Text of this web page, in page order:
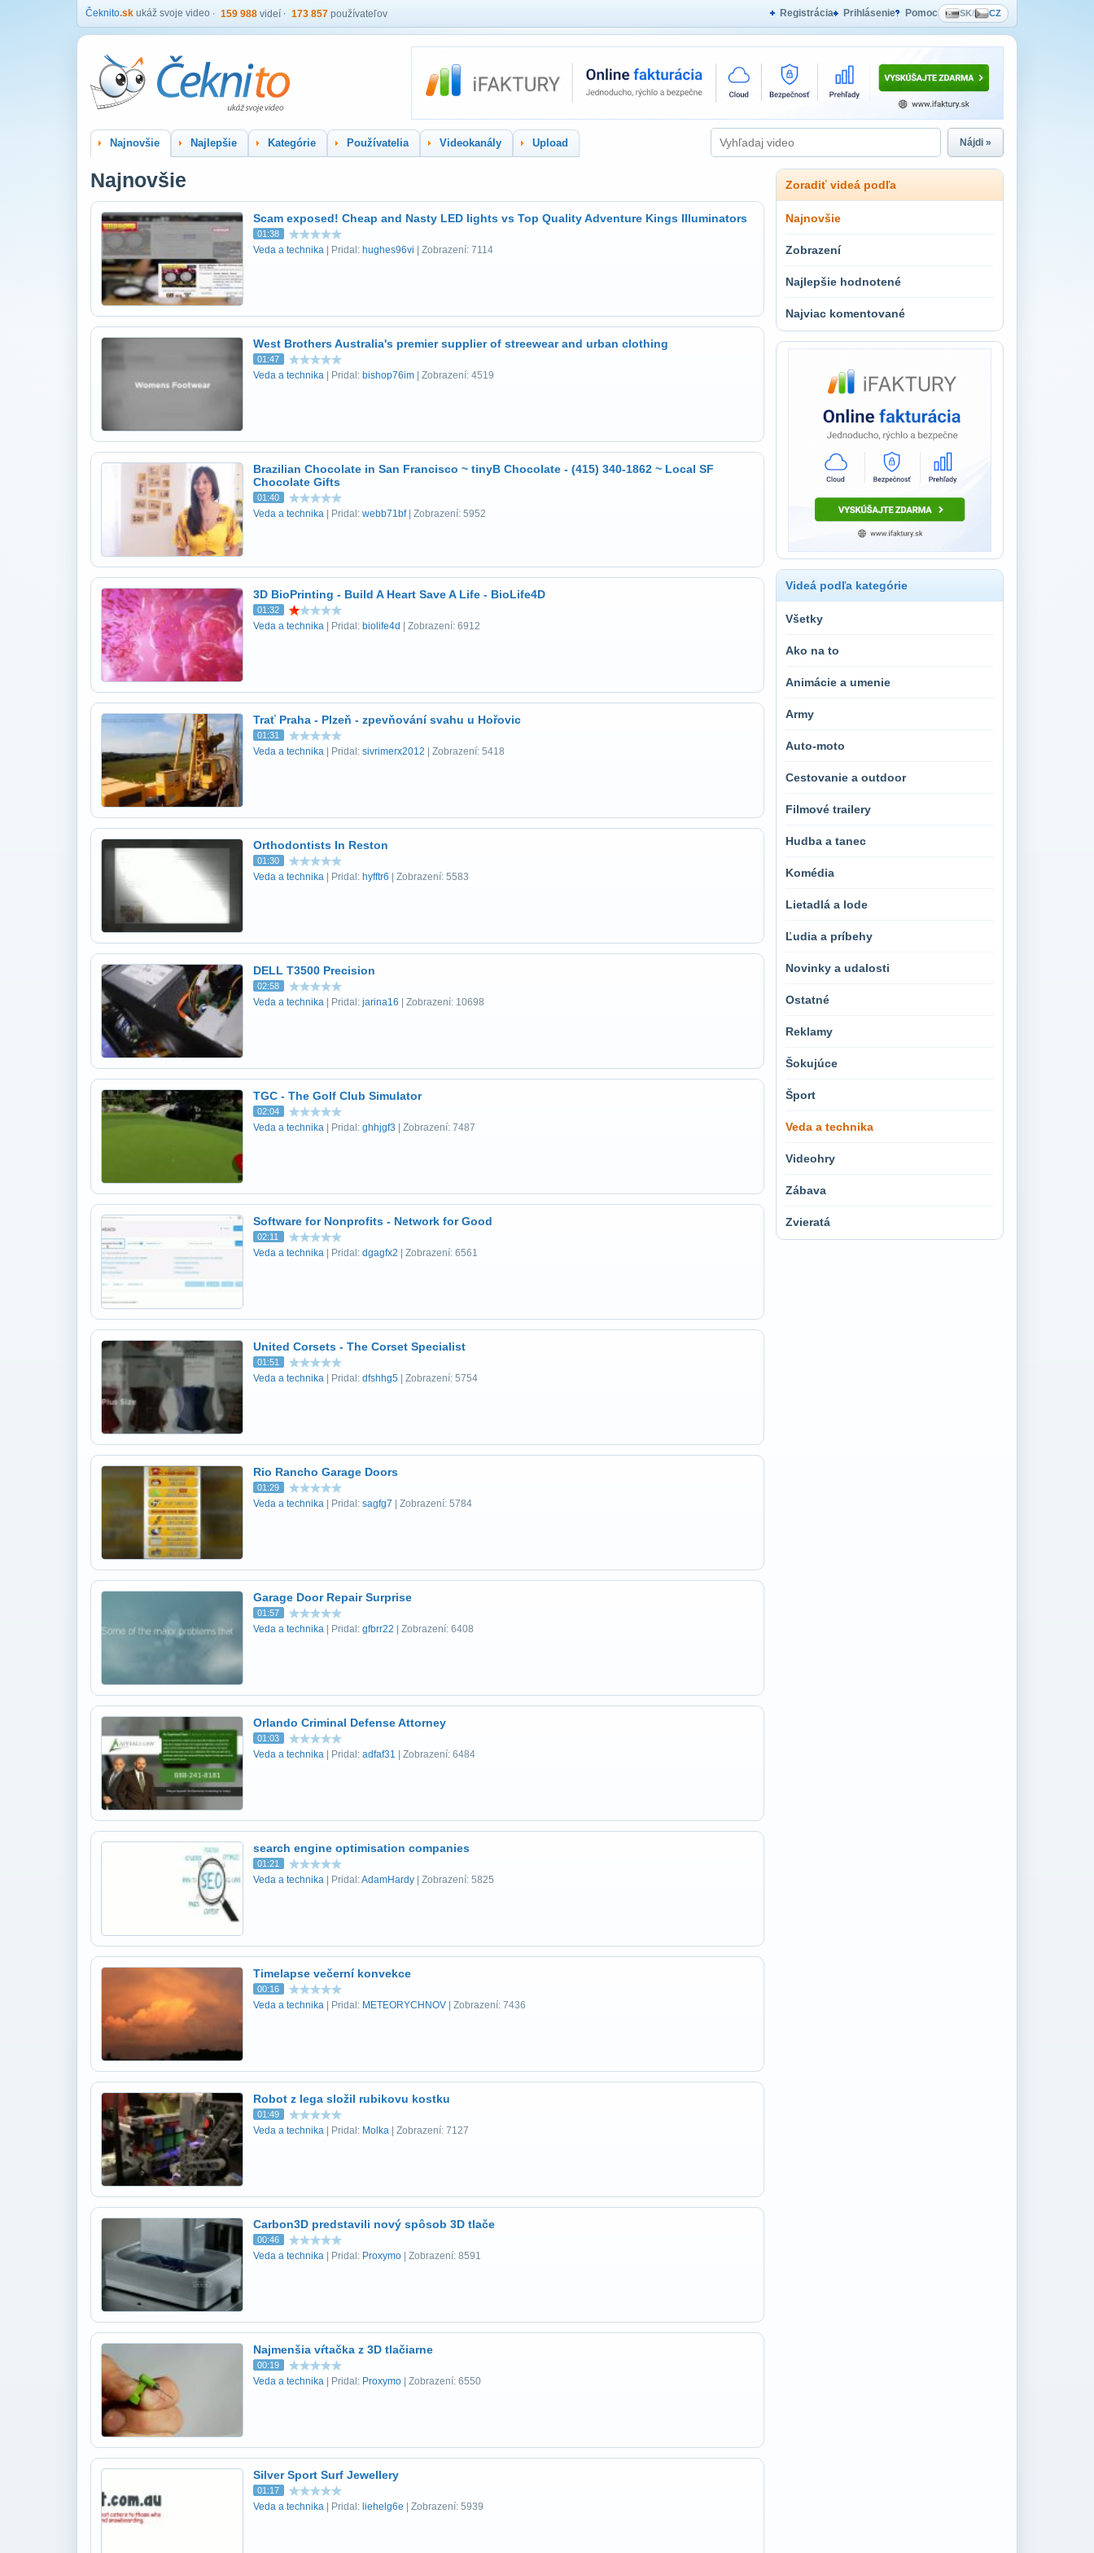
Čeknito.sk ukáž svoje video 159 988 videí 173 857 používateľov Registrácia Prihlásenie Pomoc SK/ CZ
Najnovšie Najlepšie Kategórie Používatelia Videokanály Upload Nájdi »
Najnovšie
Scam exposed! Cheap and Nasty LED lights vs Top Quality Adventure Kings Illuminators
01:38
Veda a technika | Pridal: hughes96vi | Zobrazení: 7114
West Brothers Australia's premier supplier of streewear and urban clothing
01:47
Veda a technika | Pridal: bishop76im | Zobrazení: 4519
Brazilian Chocolate in San Francisco ~ tinyB Chocolate - (415) 340-1862 ~ Local SF
Chocolate Gifts
01:40
Veda a technika | Pridal: webb71bf| Zobrazení: 5952
3D BioPrinting - Build A Heart Save A Life - BioLife4D
01:32
Veda a technika | Pridal: biolife4d | Zobrazení: 6912
Trať Praha - Plzeň - zpevňování svahu u Hořovic
01:31
Veda a technika | Pridal: sivrimerx2012 | Zobrazení: 5418
Orthodontists In Reston
01:30
Veda a technika | Pridal: hyfftr6 | Zobrazení: 5583
DELL T3500 Precision
02:58
Veda a technika | Pridal: jarina16 | Zobrazení: 10698
TGC - The Golf Club Simulator
02:04
Veda a technika | Pridal: ghhjgf3 | Zobrazení: 7487
Software for Nonprofits - Network for Good
02:11
Veda a technika | Pridal: dgagfx2 | Zobrazení: 6561
United Corsets - The Corset Specialist
01:51
Veda a technika | Pridal: dfshhg5 | Zobrazení: 5754
Rio Rancho Garage Doors
01:29
Veda a technika | Pridal: sagfg7 | Zobrazení: 5784
Garage Door Repair Surprise
01:57
Veda a technika | Pridal: gfbrr22 | Zobrazení: 6408
Orlando Criminal Defense Attorney
01:03
Veda a technika | Pridal: adfaf31 | Zobrazení: 6484
search engine optimisation companies
01:21
Veda a technika | Pridal:AdamHardy | Zobrazení: 5825
Timelapse večerní konvekce
00:16
Veda a technika | Pridal: METEORYCHNOV | Zobrazení: 7436
Robot z lega složil rubikovu kostku
01:49
Veda a technika | Pridal: Molka | Zobrazení: 7127
Carbon3D predstavili nový spôsob 3D tlače
00:46
Veda a technika | Pridal: Proxymo | Zobrazení: 8591
Najmenšia vŕtačka z 3D tlačiarne
00:19
Veda a technika | Pridal: Proxymo | Zobrazení: 6550
Silver Sport Surf Jewellery
01:17
Veda a technika | Pridal: liehelg6e | Zobrazení: 5939
Zoradiť videá podľa
Najnovšie
Zobrazení
Najlepšie hodnotené
Najviac komentované
Videá podľa kategórie
Všetky
Ako na to
Animácie a umenie
Army
Auto-moto
Cestovanie a outdoor
Filmové trailery
Hudba a tanec
Komédia
Lietadlá a lode
Ľudia a príbehy
Novinky a udalosti
Ostatné
Reklamy
Šokujúce
Šport
Veda a technika
Videohry
Zábava
Zvieratá